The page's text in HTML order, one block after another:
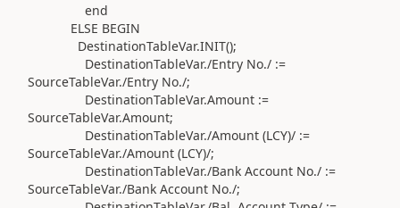
end
ELSE BEGIN
DestinationTableVar.INIT();
DestinationTableVar./Entry No./ :=
SourceTableVar./Entry No./;
DestinationTableVar.Amount :=
SourceTableVar.Amount;
DestinationTableVar./Amount (LCY)/ :=
SourceTableVar./Amount (LCY)/;
DestinationTableVar./Bank Account No./ :=
SourceTableVar./Bank Account No./;